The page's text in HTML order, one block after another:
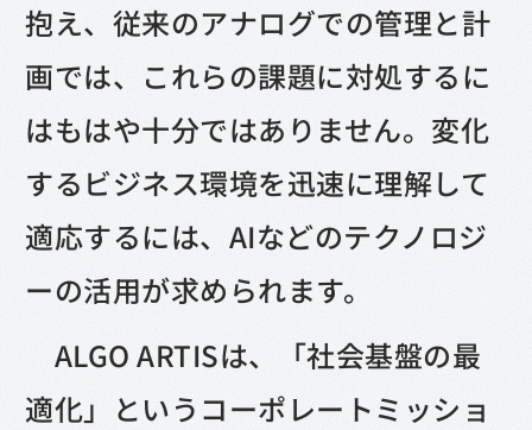
抱え、従来のアナログでの管理と計
画では、これらの課題に対処するに
はもはや十分ではありません。変化
するビジネス環境を迅速に理解して
適応するには、AIなどのテクノロジ
ーの活用が求められます。
ALGO ARTISは、「社会基盤の最
適化」というコーポレートミッショ